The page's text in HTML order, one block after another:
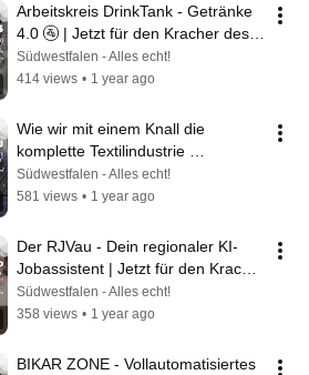
Arbeitskreis DrinkTank - Getränke
4.0 🚰 | Jetzt für den Kracher des
Jahres 2025 abstimmen! 🚀
Südwestfalen - Alles echt!
414 views • 1 year ago
Wie wir mit einem Knall die
komplette Textilindustrie
revolutionieren 💥 | Kracher des
Jahres 2025 🚀
Südwestfalen - Alles echt!
581 views • 1 year ago
Der RJVau - Dein regionaler KI-
Jobassistent | Jetzt für den Kracher
des Jahres 2025 abstimmen! 🚀
Südwestfalen - Alles echt!
358 views • 1 year ago
BIKAR ZONE - Vollautomatisiertes